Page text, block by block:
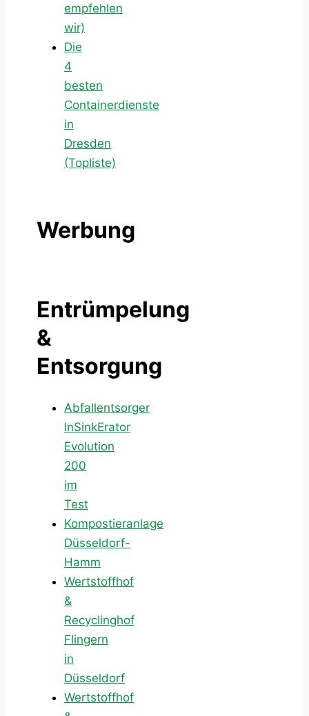
empfehlen
wir)
Die
4
besten
Containerdienste
in
Dresden
(Topliste)
Werbung
Entrümpelung
&
Entsorgung
Abfallentsorger
InSinkErator
Evolution
200
im
Test
Kompostieranlage
Düsseldorf-
Hamm
Wertstoffhof
&
Recyclinghof
Flingern
in
Düsseldorf
Wertstoffhof